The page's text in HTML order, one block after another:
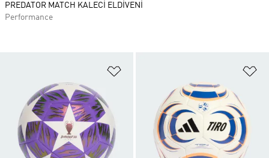
PREDATOR MATCH KALECİ ELDİVENİ
Performance